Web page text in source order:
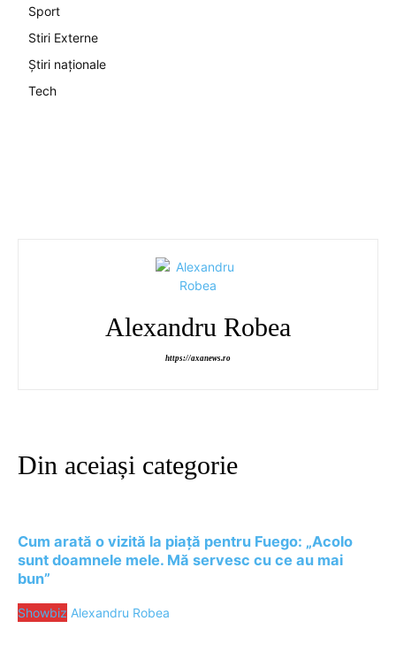
Sport
Stiri Externe
Știri naționale
Tech
Alexandru Robea
https://axanews.ro
Din aceiași categorie
Cum arată o vizită la piață pentru Fuego: „Acolo
sunt doamnele mele. Mă servesc cu ce au mai
bun”
Showbiz Alexandru Robea